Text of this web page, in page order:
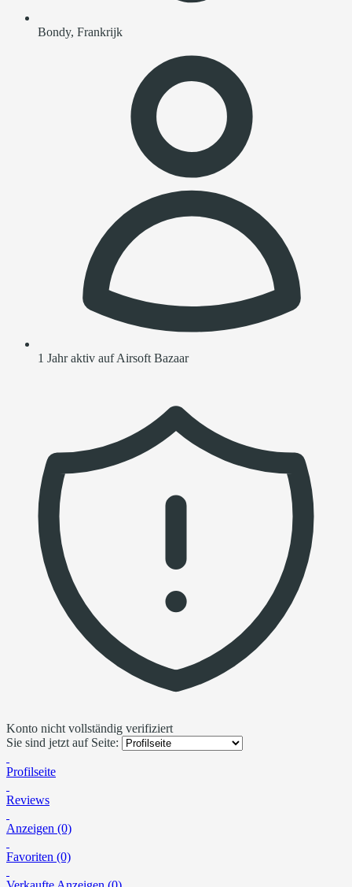
Bondy, Frankrijk
1 Jahr aktiv auf Airsoft Bazaar
Konto nicht vollständig verifiziert
Sie sind jetzt auf Seite:
Profilseite
Reviews
Anzeigen (0)
Favoriten (0)